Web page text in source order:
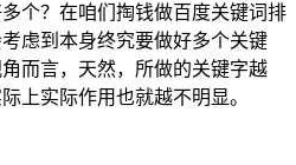
个？在咱们掏钱做百度关键词排
虑到本身终究要做好多个关键
而言，天然，所做的关键字越
上实际作用也就越不明显。